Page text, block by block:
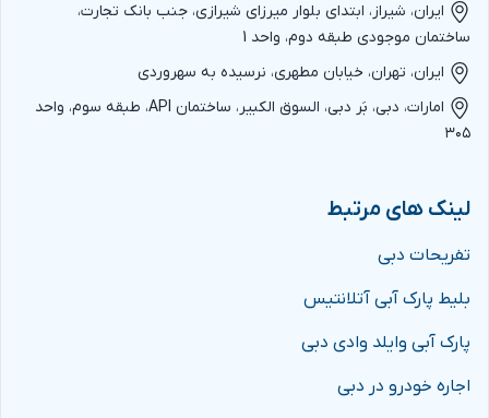
ایران، شیراز، ابتدای بلوار میرزای شیرازی، جنب بانک تجارت،
ساختمان موجودی طبقه دوم، واحد 1
ایران، تهران، خیابان مطهری، نرسیده به سهروردی
امارات، دبی، بَر دبی، السوق الکبیر، ساختمان API، طبقه سوم، واحد
۳۰۵
لینک های مرتبط
تفریحات دبی
بلیط پارک آبی آتلانتیس
پارک آبی وایلد وادی دبی
اجاره خودرو در دبی